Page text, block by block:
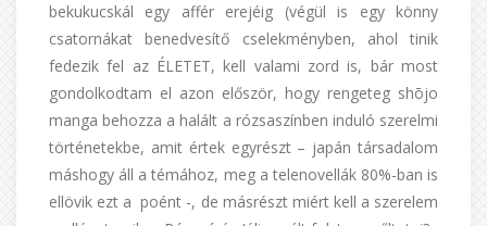
bekukucskál egy affér erejéig (végül is egy könny
csatornákat benedvesítő cselekményben, ahol tinik
fedezik fel az ÉLETET, kell valami zord is, bár most
gondolkodtam el azon először, hogy rengeteg shōjo
manga behozza a halált a rózsaszínben induló szerelmi
történetekbe, amit értek egyrészt – japán társadalom
máshogy áll a témához, meg a telenovellák 80%-ban is
ellövik ezt a poént -, de másrészt miért kell a szerelem